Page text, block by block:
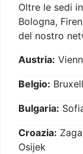
Oltre le sedi
Bologna,
del nostro
Austria:
Belgio:
Bulgaria:
Croazia:
Osijek